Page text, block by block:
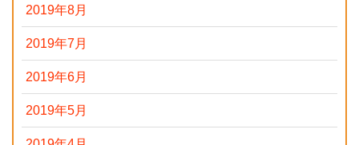
2019年8月
2019年7月
2019年6月
2019年5月